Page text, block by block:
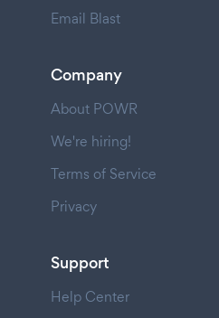
Email Blast
Company
About POWR
We're hiring!
Terms of Service
Privacy
Support
Help Center